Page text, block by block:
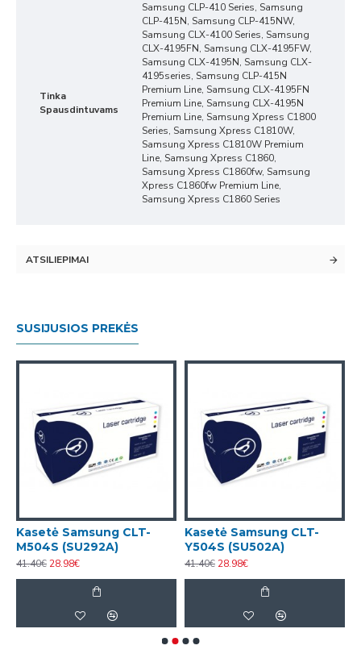
Tinka
Spausdintuvams
Samsung CLP-410 Series, Samsung
CLP-415N, Samsung CLP-415NW,
Samsung CLX-4100 Series, Samsung
CLX-4195FN, Samsung CLX-4195FW,
Samsung CLX-4195N, Samsung CLX-
4195series, Samsung CLP-415N
Premium Line, Samsung CLX-4195FN
Premium Line, Samsung CLX-4195N
Premium Line, Samsung Xpress C1800
Series, Samsung Xpress C1810W,
Samsung Xpress C1810W Premium
Line, Samsung Xpress C1860,
Samsung Xpress C1860fw, Samsung
Xpress C1860fw Premium Line,
Samsung Xpress C1860 Series
ATSILIEPIMAI
SUSIJUSIOS PREKĖS
Kasetė Samsung CLT-
M504S (SU292A)
41.40€ 28.98€
Kasetė Samsung CLT-
Y504S (SU502A)
41.40€ 28.98€